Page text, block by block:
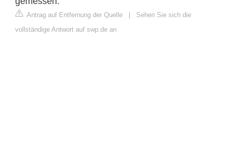
Antrag auf Entfernung der Quelle | Sehen Sie sich die
vollständige Antwort auf swp.de an